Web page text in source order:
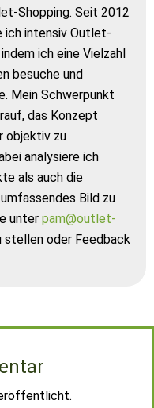
Shopping. Seit 2012
ich intensiv Outlet-
ich eine Vielzahl
besuche und
Mein Schwerpunkt
das Konzept
objektiv zu
analysiere ich
als auch die
Bild zu
unter pam@outlet-
stellen oder Feedback